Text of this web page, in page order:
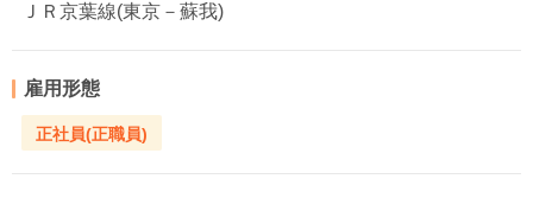
ＪＲ京葉線(東京－蘇我)
雇用形態
正社員(正職員)